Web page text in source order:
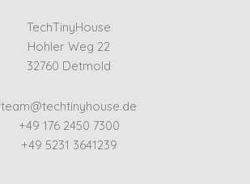
TechTinyHouse
Hohler Weg 22
32760 Detmold
team@techtinyhouse.de
+49 176 2450 7300
+49 5231 3641239